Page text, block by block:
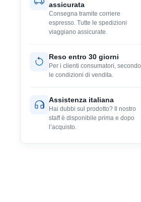
assicurata
Consegna tramite corriere
espresso. Tutte le spedizioni
viaggiano assicurate.
Reso entro 30 giorni
Per i clienti consumatori, secondo
le condizioni di vendita.
Assistenza italiana
Hai dubbi sul prodotto? Il nostro
staff è disponibile prima e dopo
l’acquisto.